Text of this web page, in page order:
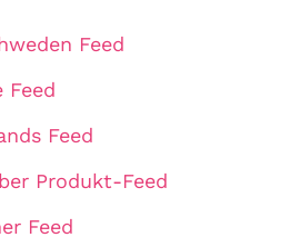
Feed
Feed
Feed
Produkt-Feed
Feed